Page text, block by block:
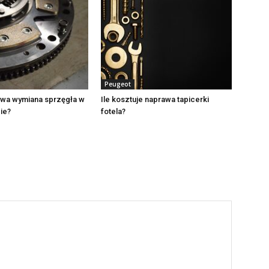
wymiana sprzęgła w
Peugeot
Ile kosztuje naprawa tapicerki
fotela?